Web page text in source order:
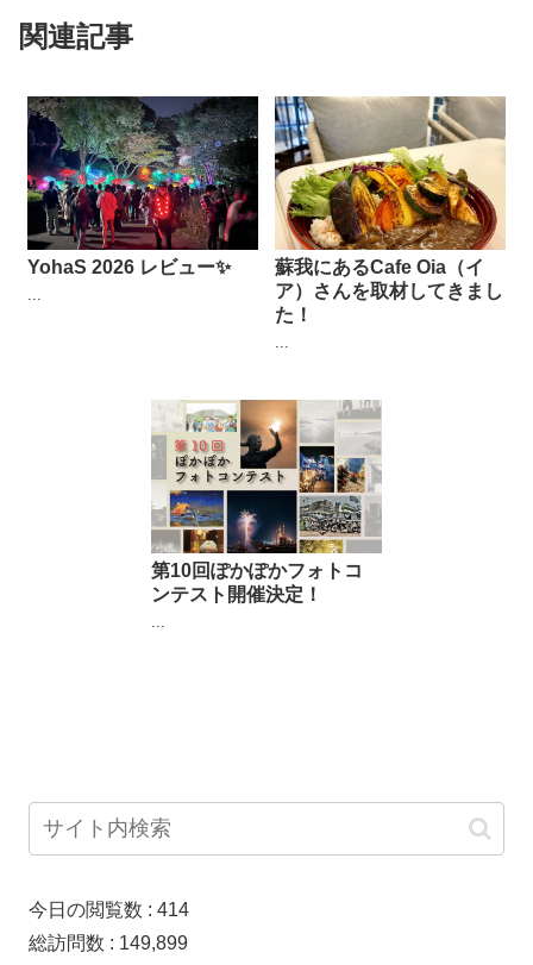
関連記事
YohaS 2026 レビュー✨
...
蘇我にあるCafe Oia（イ
ア）さんを取材してきまし
た！
...
第10回ぽかぽかフォトコ
ンテスト開催決定！
今日の閲覧数 : 414
総訪問数 : 149,899